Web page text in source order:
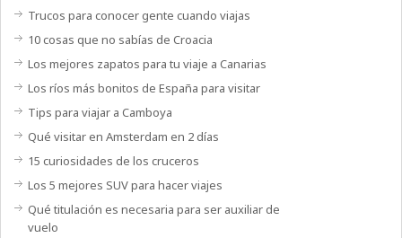
Trucos para conocer gente cuando viajas
10 cosas que no sabías de Croacia
Los mejores zapatos para tu viaje a Canarias
Los ríos más bonitos de España para visitar
Tips para viajar a Camboya
Qué visitar en Amsterdam en 2 días
15 curiosidades de los cruceros
Los 5 mejores SUV para hacer viajes
Qué titulación es necesaria para ser auxiliar de
vuelo